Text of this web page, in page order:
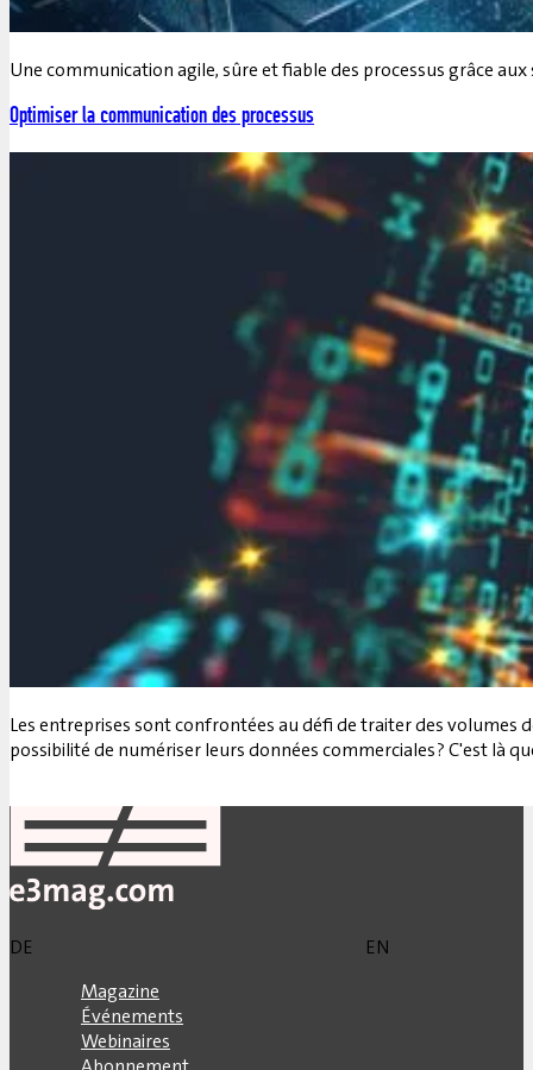
Une communication agile, sûre et fiable des processus grâce
Optimiser la communication des processus
Les entreprises sont confrontées au défi de traiter des
possibilité de numériser leurs données commerciales ? C'est là
DE
EN
Magazine
Événements
Webinaires